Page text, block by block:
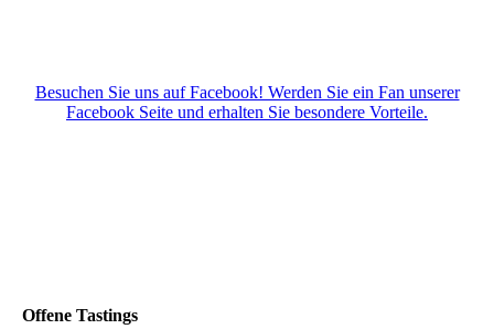
Besuchen Sie uns auf Facebook! Werden Sie ein Fan unserer
Facebook Seite und erhalten Sie besondere Vorteile.
Offene Tastings